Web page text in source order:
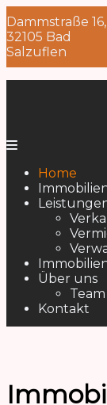
Zum
Inhalt
springen
Dammstraße 16,
32105 Bad
Salzuflen
Malakan
Partner
für
Verkauf
Vermittlung
Home
Über uns
Team
Kontakt